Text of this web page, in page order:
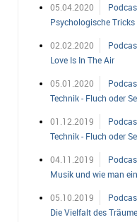
05.04.2020
Psychologische Tricks
02.02.2020
Love Is In The Air
05.01.2020
Technik - Fluch oder
01.12.2019
Technik - Fluch oder
04.11.2019
Musik und wie man
05.10.2019
Die Vielfalt des